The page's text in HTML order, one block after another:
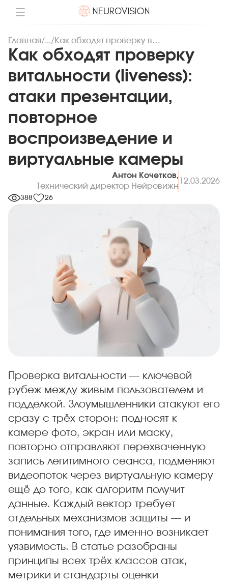
Главная/.../ Как обходят проверку витальности (liveness): атаки презентации, повторное воспроизведение и виртуальные камеры
Как обходят проверку
витальности (liveness):
атаки презентации,
повторное
воспроизведение и
виртуальные камеры
388 26
Антон Кочетков,
Технический директор Нейровижн
12.03.2026
Проверка витальности — ключевой
рубеж между живым пользователем и
подделкой. Злоумышленники атакуют его
сразу с трёх сторон: подносят к
камере фото, экран или маску,
повторно отправляют перехваченную
запись легитимного сеанса, подменяют
видеопоток через виртуальную камеру
ещё до того, как алгоритм получит
данные. Каждый вектор требует
отдельных механизмов защиты — и
понимания того, где именно возникает
уязвимость. В статье разобраны
принципы всех трёх классов атак,
метрики и стандарты оценки